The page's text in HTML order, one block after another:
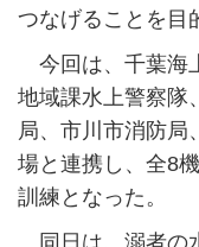
つなげることを目
今回は、千葉海
地域課水上警察隊
局、市川市消防局
場と連携し、全8
訓練となった。